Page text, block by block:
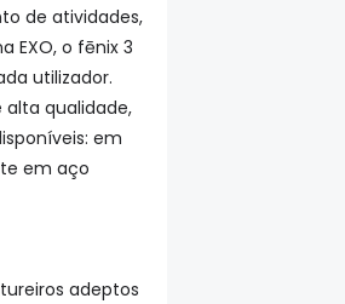
de atividades,
EXO, o fēnix 3
utilizador.
qualidade,
em
em aço
adeptos